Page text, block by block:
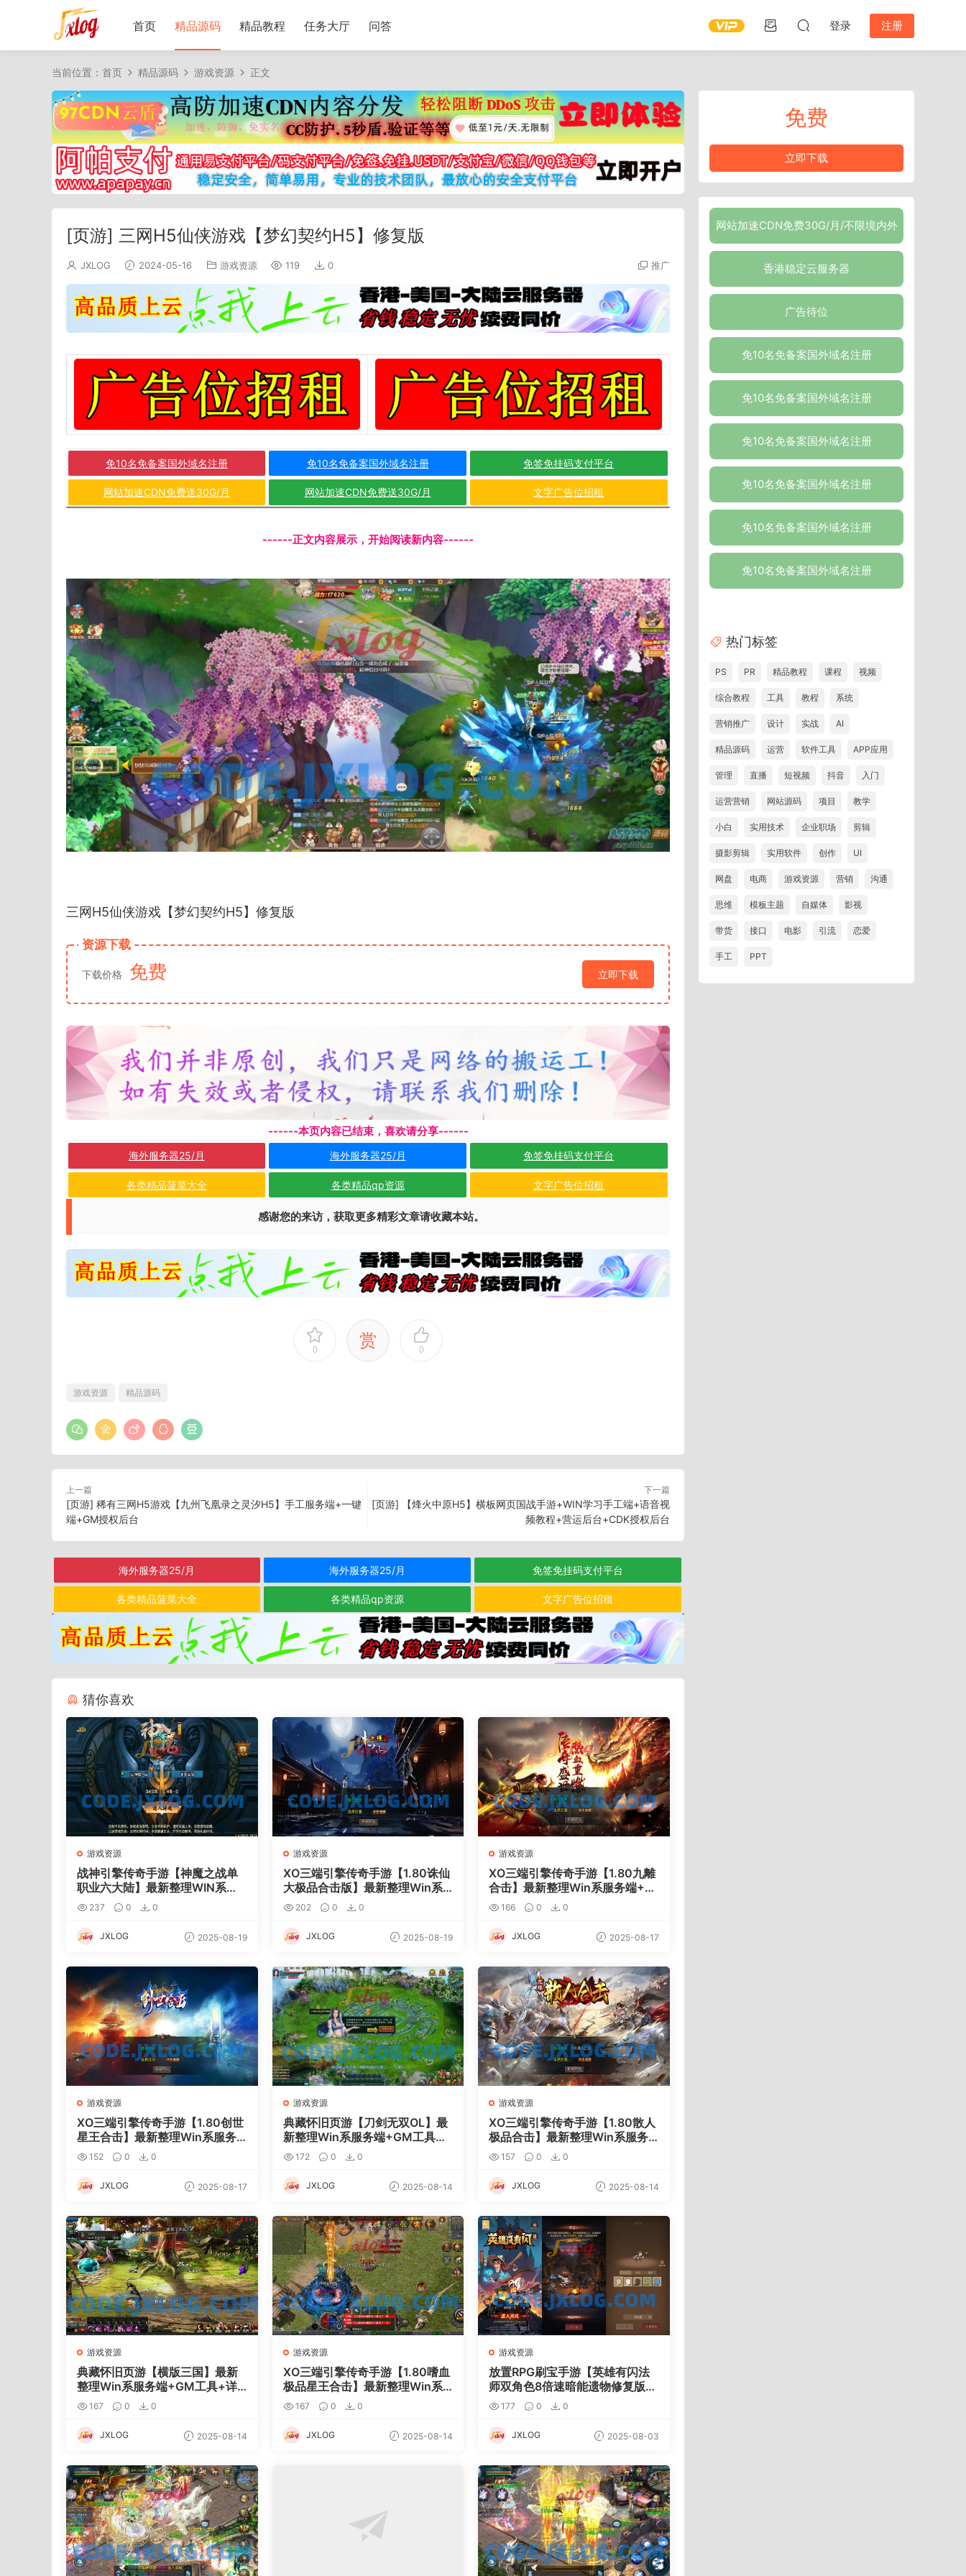
首页 精品源码 精品教程 任务大厅 问答 登录 注册
当前位置： 首页 精品源码 游戏资源 正文
[页游] 三网H5仙侠游戏【梦幻契约H5】修复版
JXLOG 2024-05-16 游戏资源 119 0 推广
免10名免备案国外域名注册 免10名免备案国外域名注册 免签免挂码支付平台
网站加速CDN免费送30G/月 网站加速CDN免费送30G/月 文字广告位招租
------正文内容展示，开始阅读新内容------
三网H5仙侠游戏【梦幻契约H5】修复版
资源下载
下载价格 免费 立即下载
------本页内容已结束，喜欢请分享------
海外服务器25/月 海外服务器25/月 免签免挂码支付平台
各类精品菠菜大全 各类精品qp资源 文字广告位招租
感谢您的来访，获取更多精彩文章请收藏本站。
0 赏 0
游戏资源 精品源码
上一篇
[页游] 稀有三网H5游戏【九州飞凰录之灵汐H5】手工服务端+一键
端+GM授权后台
下一篇
[页游] 【烽火中原H5】横板网页国战手游+WIN学习手工端+语音视
频教程+营运后台+CDK授权后台
海外服务器25/月 海外服务器25/月 免签免挂码支付平台
各类精品菠菜大全 各类精品qp资源 文字广告位招租
猜你喜欢
游戏资源
战神引擎传奇手游【神魔之战单
职业六大陆】最新整理WIN系特
色服务端+安卓+GM后台+详细搭
237 0 0
JXLOG 2025-08-19
游戏资源
XO三端引擎传奇手游【1.80诛仙
大极品合击版】最新整理Win系
服务端+PC安卓苹果三端+加密工
具+详细搭建教程
202 0 0
JXLOG 2025-08-19
游戏资源
XO三端引擎传奇手游【1.80九離
合击】最新整理Win系服务端+P
C安卓苹果三端+加密工具+详细
搭建教程
166 0 0
JXLOG 2025-08-17
游戏资源
XO三端引擎传奇手游【1.80创世
星王合击】最新整理Win系服务
端+PC安卓苹果三端+加密工具
+详细搭建教程
152 0 0
JXLOG 2025-08-17
游戏资源
典藏怀旧页游【刀剑无双OL】最
新整理Win系服务端+GM工具
+详细外网搭建教程
172 0 0
JXLOG 2025-08-14
游戏资源
XO三端引擎传奇手游【1.80散人
极品合击】最新整理Win系服务
端+PC安卓苹果三端+加密工具
+详细搭建教程
157 0 0
JXLOG 2025-08-14
游戏资源
典藏怀旧页游【横版三国】最新
整理Win系服务端+GM工具+详
细外网搭建教程
167 0 0
JXLOG 2025-08-14
游戏资源
XO三端引擎传奇手游【1.80嗜血
极品星王合击】最新整理Win系
服务端+PC安卓苹果三端+加密工
具+详细搭建教程
167 0 0
JXLOG 2025-08-14
游戏资源
放置RPG刷宝手游【英雄有闪法
师双角色8倍速暗能遗物修复版】
最新整理单机一键即玩镜像端+Li
nux手工服务端+本地注册+加解
密工具+运维后台+管理后台+代
理后台+CDK授权后台+安卓苹果
177 0 0
JXLOG 2025-08-03
免费
立即下载
网站加速CDN免费30G/月/不限境内外
香港稳定云服务器
广告待位
免10名免备案国外域名注册
免10名免备案国外域名注册
免10名免备案国外域名注册
免10名免备案国外域名注册
免10名免备案国外域名注册
免10名免备案国外域名注册
热门标签
PS PR 精品教程 课程 视频
综合教程 工具 教程 系统
营销推广 设计 实战 AI
精品源码 运营 软件工具 APP应用
管理 直播 短视频 抖音 入门
运营营销 网站源码 项目 教学
小白 实用技术 企业职场 剪辑
摄影剪辑 实用软件 创作 UI
网盘 电商 游戏资源 营销 沟通
思维 模板主题 自媒体 影视
带货 接口 电影 引流 恋爱
手工 PPT